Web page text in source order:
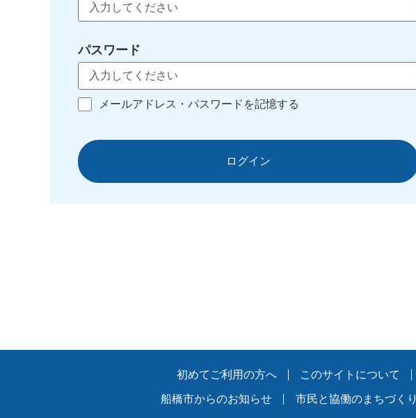
パスワード
メールアドレス・パスワードを記憶する
ログイン
初めてご利用の方へ このサイトについて
船橋市からのお知らせ 市民と協働のまちづくり